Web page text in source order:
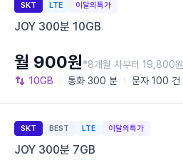
SKT LTE 이달의특가
JOY 300분 10GB
10GB 통화 300 분 문자 100 건
월 900원*8개월 차부터 19,800원
SKT BEST LTE 이달의특가
JOY 300분 7GB